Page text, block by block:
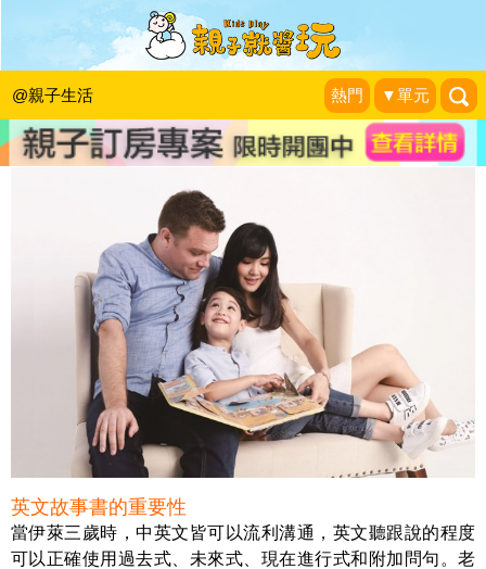
@親子生活 熱門 ▼單元
選擇好的英文故事書
尖端出版|2016-12-12
英文故事書的重要性
當伊萊三歲時，中英文皆可以流利溝通，英文聽跟說的程度
可以正確使用過去式、未來式、現在進行式和附加問句。老